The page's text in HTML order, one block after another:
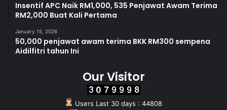
Insentif APC Naik RM1,000, 535 Penjawat Awam Terima
RM2,000 Buat Kali Pertama
January 15, 2026
50,000 penjawat awam terima BKK RM300 sempena
Aidilfitri tahun Ini
Our Visitor
Users Last 30 days : 44808